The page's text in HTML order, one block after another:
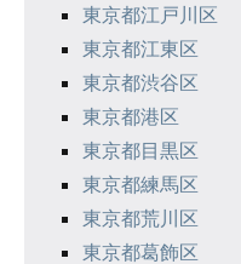
東京都江戸川区
東京都江東区
東京都渋谷区
東京都港区
東京都目黒区
東京都練馬区
東京都荒川区
東京都葛飾区